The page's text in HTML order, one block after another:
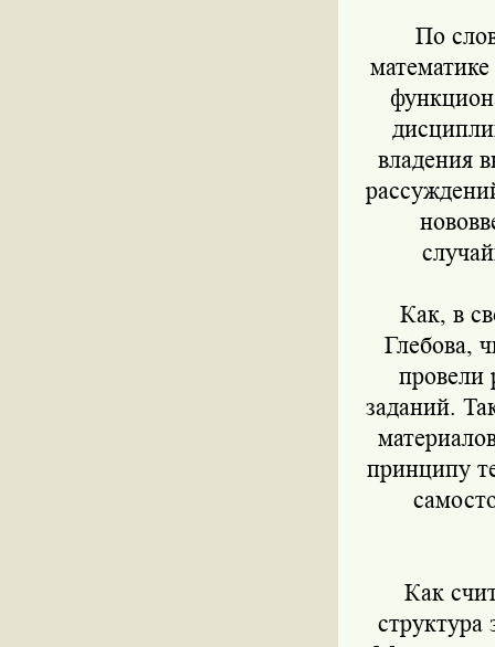
По
владения
Как, в
Глебова,
провели
заданий.
принципу
Как